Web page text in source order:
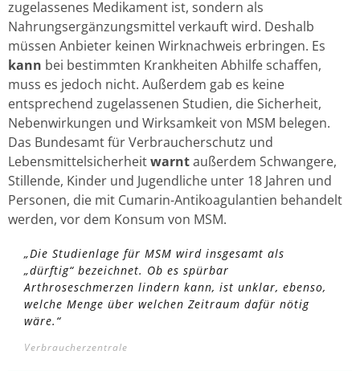
zugelassenes Medikament ist, sondern als
Nahrungsergänzungsmittel verkauft wird. Deshalb
müssen Anbieter keinen Wirknachweis erbringen. Es
kann bei bestimmten Krankheiten Abhilfe schaffen,
muss es jedoch nicht. Außerdem gab es keine
entsprechend zugelassenen Studien, die Sicherheit,
Nebenwirkungen und Wirksamkeit von MSM belegen.
Das Bundesamt für Verbraucherschutz und
Lebensmittelsicherheitwarntaußerdem Schwangere,
Stillende, Kinder und Jugendliche unter 18 Jahren und
Personen, die mit Cumarin-Antikoagulantien behandelt
werden, vor dem Konsum von MSM.
„Die Studienlage für MSM wird insgesamt als
„dürftig“ bezeichnet. Ob es spürbar
Arthroseschmerzen lindern kann, ist unklar, ebenso,
welche Menge über welchen Zeitraum dafür nötig
wäre.“
Verbraucherzentrale